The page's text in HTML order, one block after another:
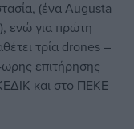
(ένα Augusta
ενώ για πρώτη
τρία drones –
επιτήρησης
και στο ΠΕΚΕ